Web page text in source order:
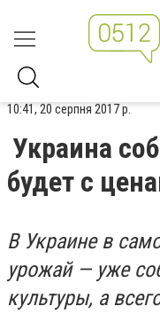
10:41, 20 серпня 2017 р.
Украина
будет с
В Украине в
урожай — уже
культуры, а